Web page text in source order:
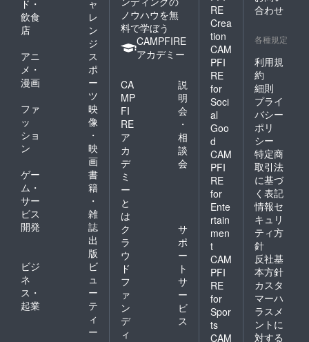
ド・
飲食
店
ャ
レ
ン
ジ
アニ
メ・
漫画
ス
ポ
ー
ツ
ファ
ッ
ショ
ン
映
像
・
映
画
ゲー
ム・
サー
ビス
開発
書
籍
・
雑
誌
出
版
ビジ
ネ
ス・
起業
ビ
ュ
ー
テ
ィ
ー
ノウハウを無
料で学ぼう
CAMPFIRE
アカデミー
CA
MP
FI
RE
ア
カ
デ
ミ
ー
と
は
説
明
会
・
相
談
会
ク
ラ
ウ
ド
フ
ァ
ン
デ
ィ
サ
ポ
ー
ト
サ
ー
ビ
ス
RE
Crea
tion
CAM
PFI
RE
for
Soci
al
Goo
d
CAM
PFI
RE
for
Ente
rtain
men
t
CAM
PFI
RE
for
Spor
ts
CAM
合わせ
各種規定
利用規
約
細則
プライ
バシー
ポリ
シー
特定商
取引法
に基づ
く表記
情報セ
キュリ
ティ方
針
反社基
本方針
カスタ
マーハ
ラスメ
ントに
対する